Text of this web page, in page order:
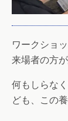
ワークショ
来場者の方
何もしらな
ども、この